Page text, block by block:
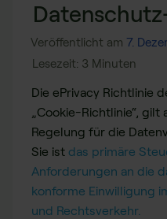
Veröffentlicht am 7.
Die ePrivacy Richtlinie
„Cookie-Richtlinie“,
Regelung für die
Sie ist das primäre
Anforderungen an die
konforme Einwilligung
und Rechtsverkehr.